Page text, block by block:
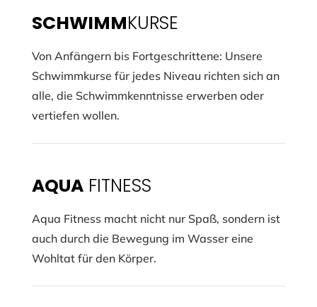
SCHWIMMKURSE
Von Anfängern bis Fortgeschrittene: Unsere
Schwimmkurse für jedes Niveau richten sich an
alle, die Schwimmkenntnisse erwerben oder
vertiefen wollen.
AQUAFITNESS
Aqua Fitness macht nicht nur Spaß, sondern ist
auch durch die Bewegung im Wasser eine
Wohltat für den Körper.